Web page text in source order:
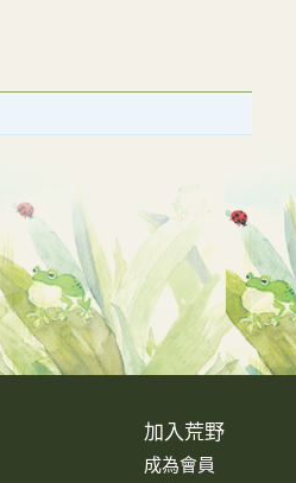
加入荒野
成為會員